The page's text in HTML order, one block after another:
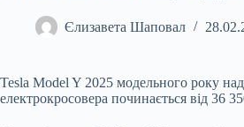
Єлизавета Шаповал
Tesla Model Y 2025 модельного року
електрокросовера починається від 36